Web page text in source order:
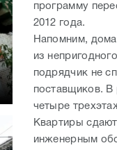
программу
2012 года.
Напомним,
из
подрядчик не
поставщиков. В
четыре
Квартиры
инженерным